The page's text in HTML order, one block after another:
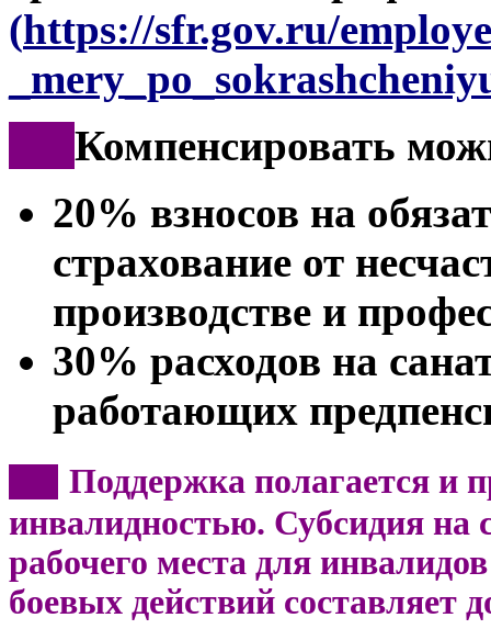
(https://sfr.gov.ru/
Компенсировать
20% взносов на
страхование от
производстве и
30% расходов на
работающих
Поддержка полагается и
инвалидностью. Субсидия на
рабочего места для
боевых действий составляет